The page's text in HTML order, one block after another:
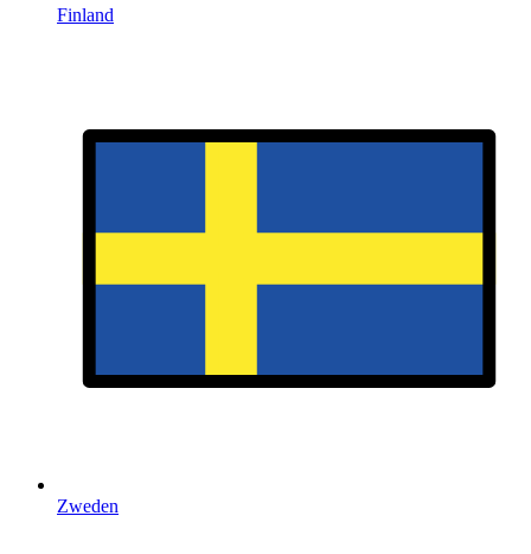
Finland
Zweden